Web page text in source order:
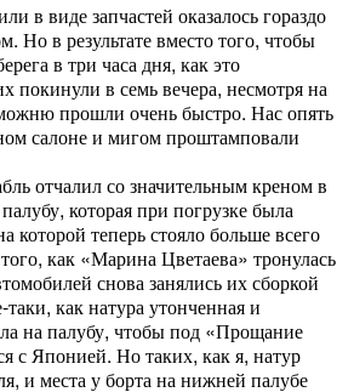
в виде запчастей оказалось гораздо
Но в результате вместо того, чтобы
в три часа дня, как это
покинули в семь вечера, несмотря на
прошли очень быстро. Нас опять
салоне и мигом проштамповали
отчалил со значительным креном в
которая при погрузке была
которой теперь стояло больше всего
как «Марина Цветаева» тронулась
снова занялись их сборкой
таки, как натура утонченная и
на палубу, чтобы под «Прощание
с Японией. Но таких, как я, натур
и места у борта на нижней палубе